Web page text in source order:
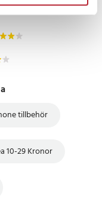
tillbehör
10-29 Kronor